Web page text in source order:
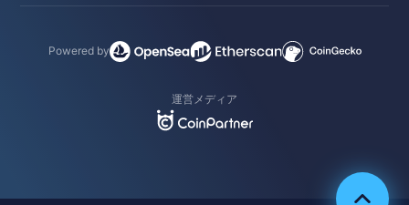
Powered by
運営メディア